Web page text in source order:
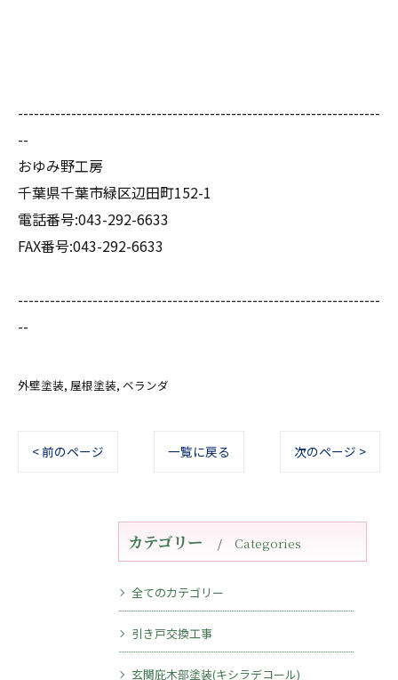
--------------------------------------------------------------------
--
おゆみ野工房
千葉県千葉市緑区辺田町152-1
電話番号:043-292-6633
FAX番号:043-292-6633
--------------------------------------------------------------------
--
外壁塗装 屋根塗装 ベランダ
< 前のページ 一覧に戻る 次のページ >
カテゴリー Categories
全てのカテゴリー
引き戸交換工事
玄関庇木部塗装(キシラデコール)